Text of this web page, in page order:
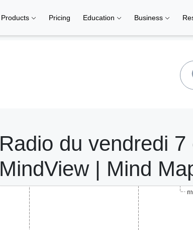
Products Pricing Education Business
Radio du vendredi
MindView | Mind